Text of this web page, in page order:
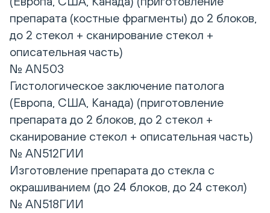
препарата (костные фрагменты) до 2 блоков,
до 2 стекол + сканирование стекол +
описательная часть)
№ AN503
Гистологическое заключение патолога
(Европа, США, Канада) (приготовление
препарата до 2 блоков, до 2 стекол +
сканирование стекол + описательная часть)
№ AN512ГИИ
Изготовление препарата до стекла с
окрашиванием (до 24 блоков, до 24 стекол)
№ AN518ГИИ